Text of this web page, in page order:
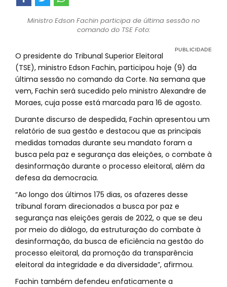
Ministro Edson Fachin participa de última sessão no
comando do TSE Foto:
O presidente do Tribunal Superior Eleitoral
(TSE), ministro Edson Fachin, participou hoje (9) da
última sessão no comando da Corte. Na semana que
vem, Fachin será sucedido pelo ministro Alexandre de
Moraes, cuja posse está marcada para 16 de agosto.
Durante discurso de despedida, Fachin apresentou um
relatório de sua gestão e destacou que as principais
medidas tomadas durante seu mandato foram a
busca pela paz e segurança das eleições, o combate à
desinformação durante o processo eleitoral, além da
defesa da democracia.
“Ao longo dos últimos 175 dias, os afazeres desse
tribunal foram direcionados a busca por paz e
segurança nas eleições gerais de 2022, o que se deu
por meio do diálogo, da estruturação do combate à
desinformação, da busca de eficiência na gestão do
processo eleitoral, da promoção da transparência
eleitoral da integridade e da diversidade”, afirmou.
Fachin também defendeu enfaticamente a